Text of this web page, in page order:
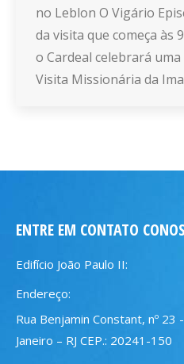
no Leblon O Vigário
da visita que começa às
o Cardeal celebrará
Visita Missionária da
ENTRE EM CONTATO
Edifício João Paulo II:
Endereço:
Rua Benjamin Constant, nº 23
Janeiro – RJ CEP.: 20241-150